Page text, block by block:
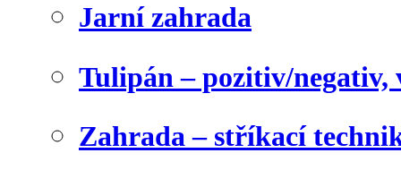
Jarní zahrada
Tulipán – pozitiv/negativ,
Zahrada – stříkací